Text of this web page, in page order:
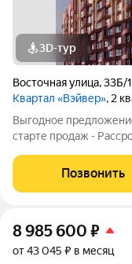
3D-тур
Восточная улица,33Б/1
Квартал «Вэйвер», 2
Выгодное
старте продаж - Рассрочка от 50
1-комнатной
Девелоперской
Позвонить
8 985 600 ₽
от 43 045 ₽ в месяц